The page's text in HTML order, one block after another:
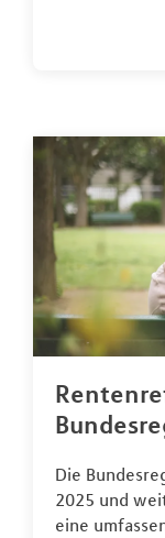
Die
2025 und
eine